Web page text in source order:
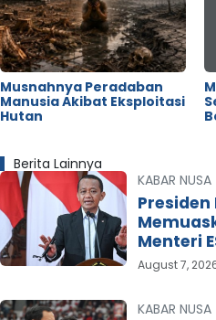
Musnahnya Peradaban
Manusia Akibat Eksploitasi
Hutan
Berita Lainnya
KABAR NUSA
Presiden
Menteri
August 7,
KABAR NUSA